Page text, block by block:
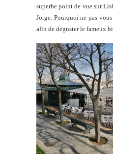
superbe point de vue sur
Jorge. Pourquoi ne pas
afin de déguster le fameux